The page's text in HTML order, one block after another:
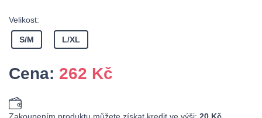
Velikost:
S/M L/XL
Cena: 262 Kč